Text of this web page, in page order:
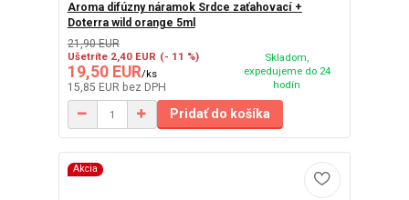
Aroma difúzny náramok Srdce zaťahovací +
Doterra wild orange 5ml
21,90 EUR
Ušetríte 2,40 EUR (- 11 %)
19,50 EUR/ks
15,85 EUR bez DPH
Skladom,
expedujeme do 24
hodín
Pridať do košíka
Akcia